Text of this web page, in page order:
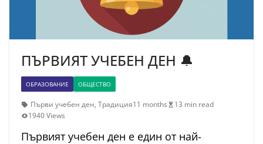
ПЪРВИЯТ УЧЕБЕН ДЕН 🔔
ОБРАЗОВАНИЕ ОБЩЕСТВО
Първи учебен ден, Традиция11 months
13 min read
1940 Views
Първият учебен ден е един от най-